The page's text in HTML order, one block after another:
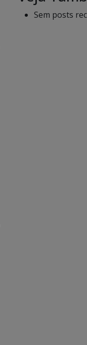
Sem posts